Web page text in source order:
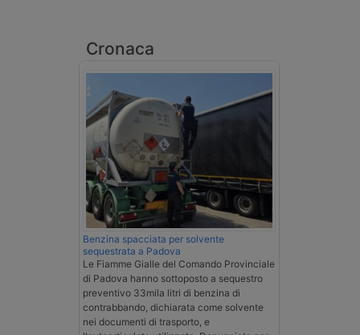
Cronaca
Benzina spacciata per solvente
sequestrata a Padova
Le Fiamme Gialle del Comando Provinciale
di Padova hanno sottoposto a sequestro
preventivo 33mila litri di benzina di
contrabbando, dichiarata come solvente
nei documenti di trasporto, e